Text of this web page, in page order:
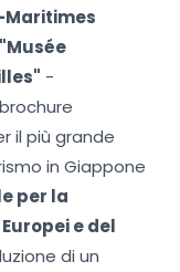
Maritimes
-
il più grande
in Giappone
per la
e del
di un